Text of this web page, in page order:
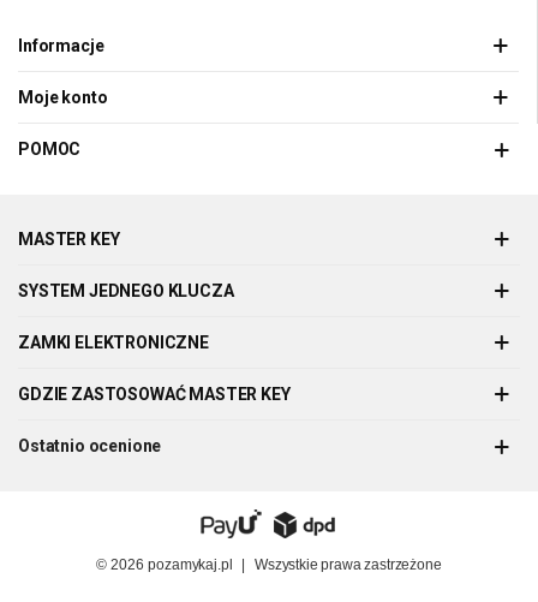
Informacje
Moje konto
POMOC
MASTER KEY
SYSTEM JEDNEGO KLUCZA
ZAMKI ELEKTRONICZNE
GDZIE ZASTOSOWAĆ MASTER KEY
Ostatnio ocenione
© 2026 pozamykaj.pl Wszystkie prawa zastrzeżone